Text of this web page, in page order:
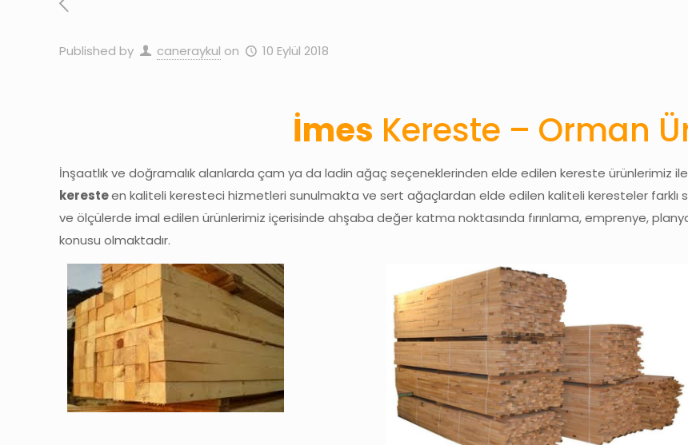
Published by caneraykul on 10 Eylül 2018
İmes Kereste – Orman
İnşaatlık ve doğramalık alanlarda çam ya da ladin ağaç seçeneklerinden elde edilen kereste ürünlerimiz
keresteen kaliteli keresteci hizmetleri sunulmakta ve sert ağaçlardan elde edilen kaliteli keresteler
ve ölçülerde imal edilen ürünlerimiz içerisinde ahşaba değer katma noktasında fırınlama, emprenye,
konusu olmaktadır.